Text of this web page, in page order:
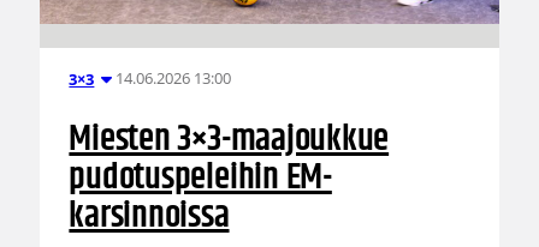
3×3 14.06.2026 13:00
Miesten 3×3-maajoukkue
pudotuspeleihin EM-
karsinnoissa